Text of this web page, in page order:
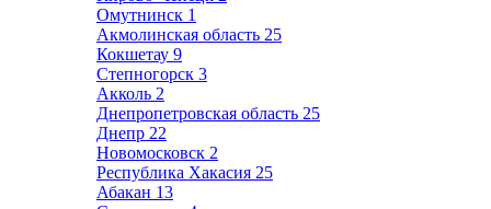
Омутнинск 1
Акмолинская область 25
Кокшетау 9
Степногорск 3
Акколь 2
Днепропетровская область 25
Днепр 22
Новомосковск 2
Республика Хакасия 25
Абакан 13